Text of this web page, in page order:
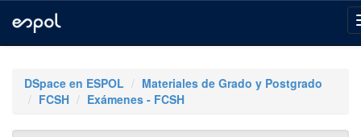
navigationDSpace en ESPOL
Materiales de Grado y Postgrado
FCSH
Exámenes - FCSH